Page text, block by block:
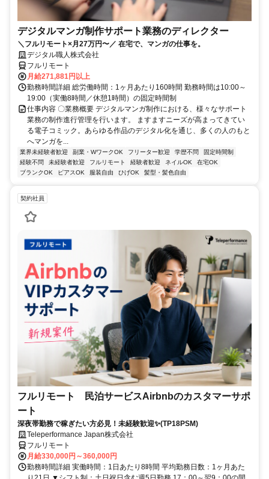
デジタルマンガ制作サポート業務のディレクター
＼フルリモート×月27万円〜／ 在宅で、マンガの仕事を。
デジタル職人株式会社
フルリモート
月給271,881円以上
勤務時間詳細 総労働時間：1ヶ月あたり160時間 勤務時間は10:00～
19:00（実働8時間／休憩1時間）の固定時間制
仕事内容 〇業務概要 デジタルマンガ制作における、様々なサポート
業務の制作進行管理を行います。 ますますニーズが高まってきてい
る電子コミック。あらゆる作品のデジタル化を通じ、多くの人のもと
へマンガを...
業界未経験者歓迎 副業・WワークOK フリーター歓迎 学歴不問
固定時間制
経験不問
未経験者歓迎 フルリモート 経験者歓迎 ネイルOK
在宅OK
ブランクOK
ピアスOK 服装自由 ひげOK 髪型・髪色自由
契約社員
フルリモート 民泊サービスAirbnbのカスタマーサポ
ート
深夜帯勤務で稼ぎたい方必見！未経験歓迎✨(TP18PSM)
Teleperformance Japan株式会社
フルリモート
月給330,000円～360,000円
勤務時間詳細 実働時間：1日あたり8時間 平均勤務日数：1ヶ月あた